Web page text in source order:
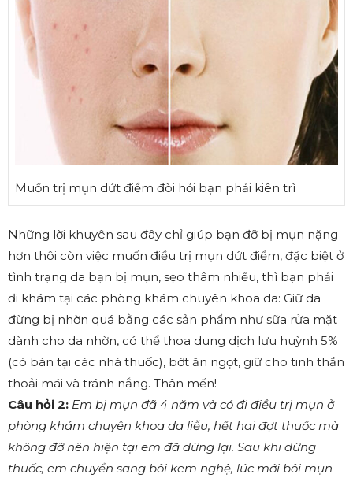
Muốn trị mụn dứt điểm đòi hỏi bạn phải kiên trì
Những lời khuyên sau đây chỉ giúp bạn đỡ bị mụn nặng
hơn thôi còn việc muốn điều trị mụn dứt điểm, đặc biệt ở
tình trạng da bạn bị mụn, sẹo thâm nhiều, thì bạn phải
đi khám tại các phòng khám chuyên khoa da: Giữ da
đừng bị nhờn quá bằng các sản phẩm như sữa rửa mặt
dành cho da nhờn, có thể thoa dung dịch lưu huỳnh 5%
(có bán tại các nhà thuốc), bớt ăn ngọt, giữ cho tinh thần
thoải mái và tránh nắng. Thân mến!
Câu hỏi 2: Em bị mụn đã 4 năm và có đi điều trị mụn ở
phòng khám chuyên khoa da liễu, hết hai đợt thuốc mà
không đỡ nên hiện tại em đã dừng lại. Sau khi dừng
thuốc, em chuyển sang bôi kem nghệ, lúc mới bôi mụn